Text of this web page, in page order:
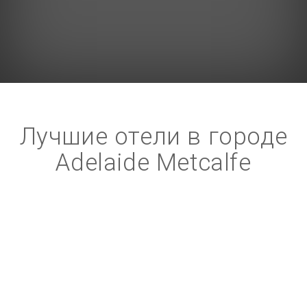
Лучшие отели в городе
Adelaide Metcalfe